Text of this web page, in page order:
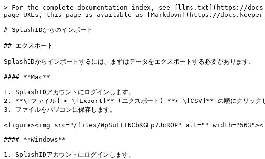
> For the complete documentation index, see [llms.txt](https://
page URLs; this page is available as [Markdown](https://
# SplashIDからのインポート
## エクスポート
SplashIDからインポートするには、まずはデータをエクスポートする必要があります。
#### **Mac**
1. SplashIDアカウントにログインします。
2. **\[ファイル] > \[Export]** (エクスポート) **> \[CSV]** の順にクリックし
3. ファイルをパソコンに保存します。
<figure><img src="/files/WpSuETINCbKGEp7JcROP" alt=""
#### **Windows**
1. SplashIDアカウントにログインします。